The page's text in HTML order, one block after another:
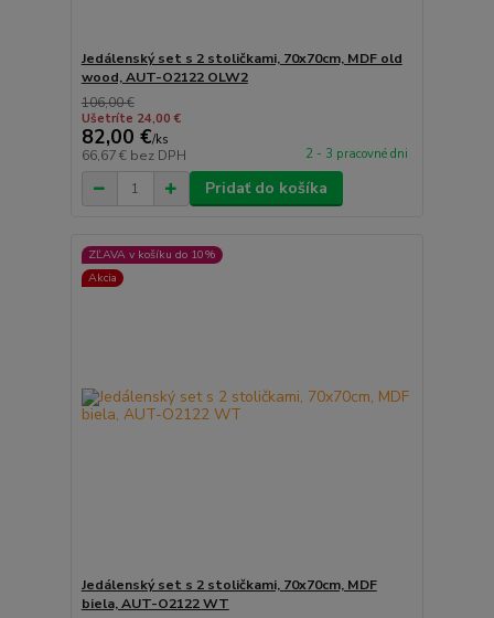
Jedálenský set s 2 stoličkami, 70x70cm, MDF old
wood, AUT-O2122 OLW2
106,00 €
Ušetríte 24,00 €
82,00 €/ks
66,67 € bez DPH 2 - 3 pracovné dni
Pridať do košíka
ZĽAVA v košíku do 10%
Akcia
Jedálenský set s 2 stoličkami, 70x70cm, MDF
biela, AUT-O2122 WT